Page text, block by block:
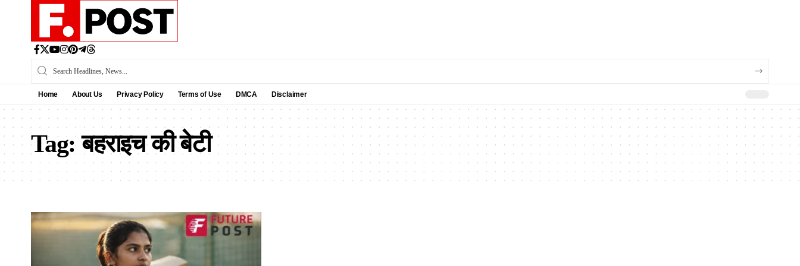
Home About Us Privacy Policy Terms of Use DMCA Disclaimer
Tag:बहराइच की बेटी